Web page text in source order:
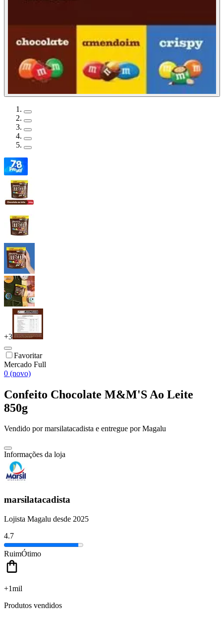
+3
Favoritar
Mercado Full
0 (novo)
Confeito Chocolate M&M'S Ao Leite
850g
Vendido pormarsilatacadista e entregue por Magalu
Informações da loja
marsilatacadista
Lojista Magalu desde 2025
4.7
RuimÓtimo
+1mil
Produtos vendidos